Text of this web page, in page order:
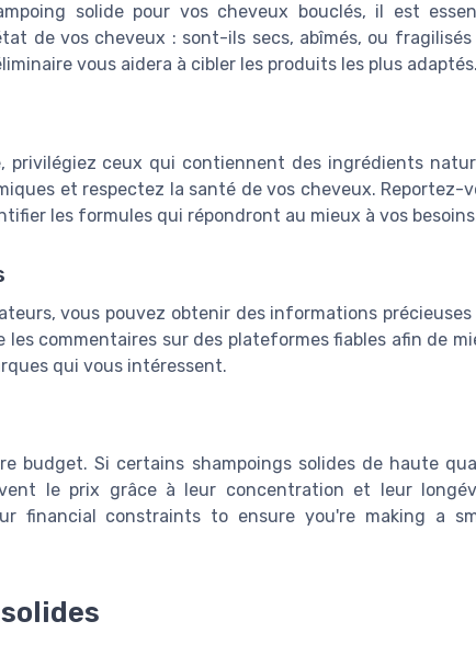
solide pour vos cheveux bouclés, il est
de vos cheveux : sont-ils secs, abîmés, ou fragilisés
vous aidera à cibler les produits les plus adaptés.
privilégiez ceux qui contiennent des ingrédients
et respectez la santé de vos cheveux. Reportez-
les formules qui répondront au mieux à vos
vous pouvez obtenir des informations précieuses
commentaires sur des plateformes fiables afin de
qui vous intéressent.
budget. Si certains shampoings solides de haute
le prix grâce à leur concentration et leur
financial constraints to ensure you're making a